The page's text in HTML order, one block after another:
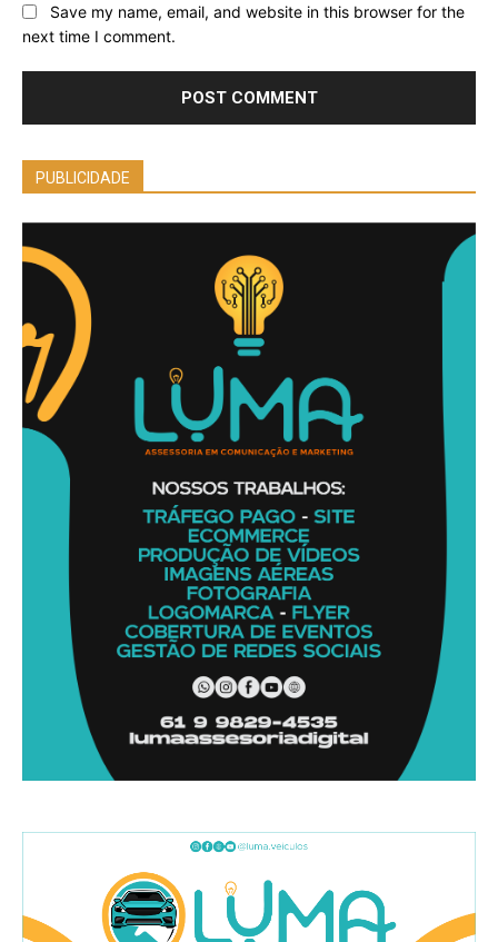
Save my name, email, and website in this browser for the
next time I comment.
PUBLICIDADE